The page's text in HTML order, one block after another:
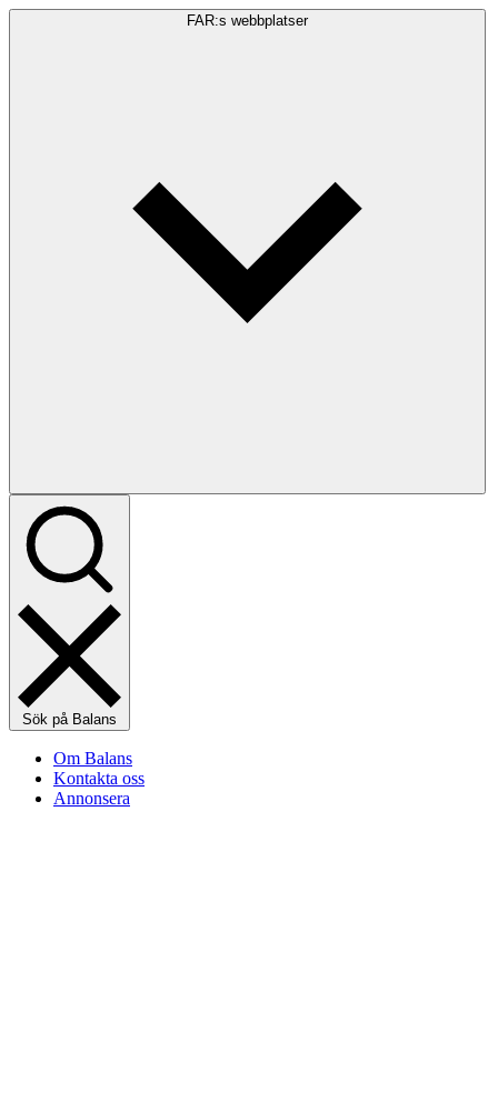
FAR:s webbplatser
Sök på Balans
Om Balans
Kontakta oss
Annonsera